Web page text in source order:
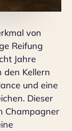
von
Reifung
Jahre
den Kellern
und eine
Dieser
Champagner